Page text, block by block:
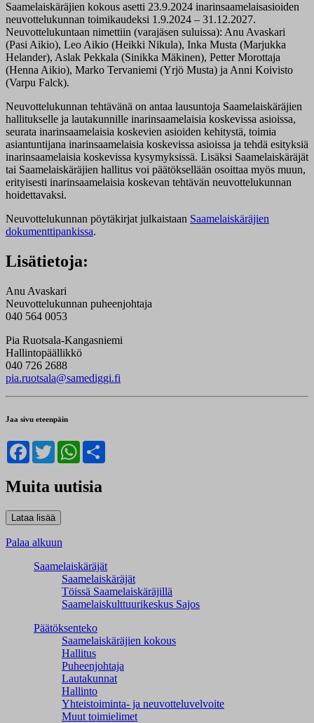
Saamelaiskäräjien kokous asetti 23.9.2024 inarinsaamelaisasioiden
neuvottelukunnan toimikaudeksi 1.9.2024 – 31.12.2027.
Neuvottelukuntaan nimettiin (varajäsen suluissa): Anu Avaskari
(Pasi Aikio), Leo Aikio (Heikki Nikula), Inka Musta (Marjukka
Helander), Aslak Pekkala (Sinikka Mäkinen), Petter Morottaja
(Henna Aikio), Marko Tervaniemi (Yrjö Musta) ja Anni Koivisto
(Varpu Falck).
Neuvottelukunnan tehtävänä on antaa lausuntoja Saamelaiskäräjien
hallitukselle ja lautakunnille inarinsaamelaisia koskevissa asioissa,
seurata inarinsaamelaisia koskevien asioiden kehitystä, toimia
asiantuntijana inarinsaamelaisia koskevissa asioissa ja tehdä esityksiä
inarinsaamelaisia koskevissa kysymyksissä. Lisäksi Saamelaiskäräjät
tai Saamelaiskäräjien hallitus voi päätöksellään osoittaa myös muun,
erityisesti inarinsaamelaisia koskevan tehtävän neuvottelukunnan
hoidettavaksi.
Neuvottelukunnan pöytäkirjat julkaistaan Saamelaiskäräjien
dokumenttipankissa.
Lisätietoja:
Anu Avaskari
Neuvottelukunnan puheenjohtaja
040 564 0053
Pia Ruotsala-Kangasniemi
Hallintopäällikkö
040 726 2688
pia.ruotsala@samediggi.fi
Jaa sivu eteenpäin
Facebook
TwitterWhatsApp
Muita uutisia
Palaa alkuun
Saamelaiskäräjät
Saamelaiskäräjät
Töissä Saamelaiskäräjillä
Saamelaiskulttuuri­keskus Sajos
Päätöksenteko
Saamelaiskäräjien kokous
Hallitus
Puheenjohtaja
Lautakunnat
Hallinto
Yhteistoiminta- ja neuvotteluvelvoite
Muut toimielimet